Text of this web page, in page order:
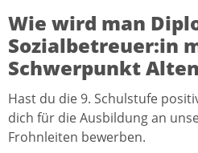
Wie wird man
Sozialbetreuer:in
Schwerpunkt
Hast du die 9. Schulstufe
dich für die Ausbildung an
Frohnleiten bewerben.